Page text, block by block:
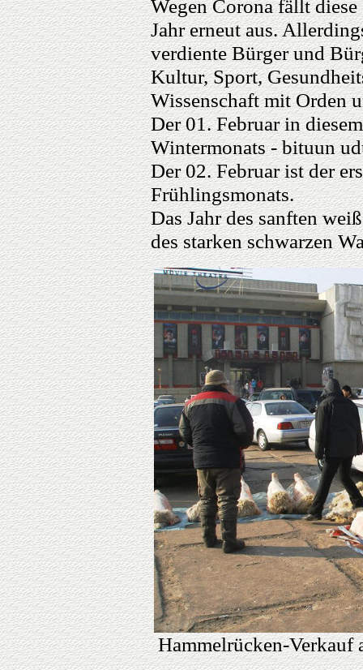
Wegen Corona fällt
Jahr erneut aus.
verdiente Bürger und
Kultur, Sport,
Wissenschaft mit Orden
Der 01. Februar in
Wintermonats - bituun
Der 02. Februar ist der
Frühlingsmonats.
Das Jahr des sanften
des starken schwarzen
Hammelrücken-Verkauf